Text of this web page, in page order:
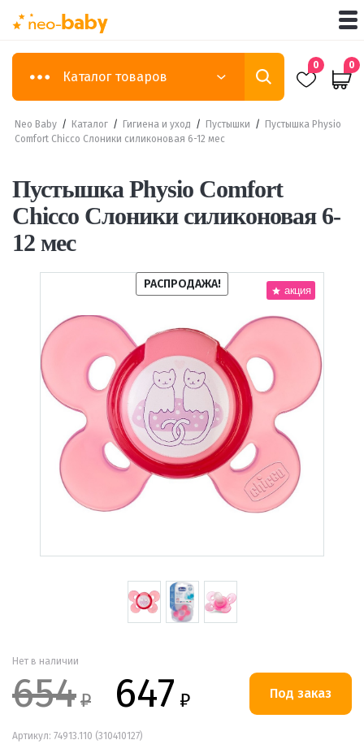
Каталог товаров
0 0
Neo Baby / Каталог / Гигиена и уход / Пустышки /
Пустышка Physio
Comfort Chicco Слоники силиконовая 6-12 мес
Пустышка Physio Comfort
Chicco Слоники силиконовая 6-
12 мес
РАСПРОДАЖА! акция
Нет в наличии
654₽ 647 ₽
Артикул: 74913.110 (310410127)